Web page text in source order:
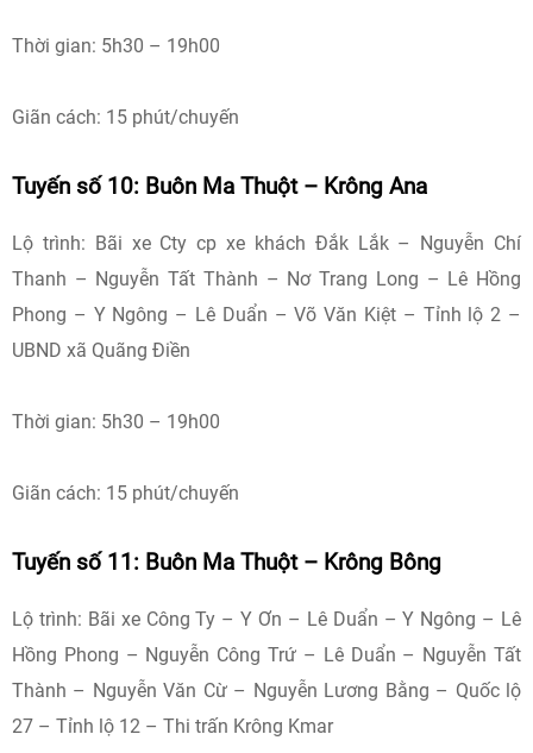
Thời gian: 5h30 – 19h00
Giãn cách: 15 phút/chuyến
Tuyến số 10: Buôn Ma Thuột – Krông Ana
Lộ trình: Bãi xe Cty cp xe khách Đắk Lắk – Nguyễn Chí
Thanh – Nguyễn Tất Thành – Nơ Trang Long – Lê Hồng
Phong – Y Ngông – Lê Duẩn – Võ Văn Kiệt – Tỉnh lộ 2 –
UBND xã Quãng Điền
Thời gian: 5h30 – 19h00
Giãn cách: 15 phút/chuyến
Tuyến số 11: Buôn Ma Thuột – Krông Bông
Lộ trình: Bãi xe Công Ty – Y Ơn – Lê Duẩn – Y Ngông – Lê
Hồng Phong – Nguyễn Công Trứ – Lê Duẩn – Nguyễn Tất
Thành – Nguyễn Văn Cừ – Nguyễn Lương Bằng – Quốc lộ
27 – Tỉnh lộ 12 – Thi trấn Krông Kmar